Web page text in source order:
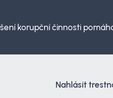
korupční činnosti
Nahlásit